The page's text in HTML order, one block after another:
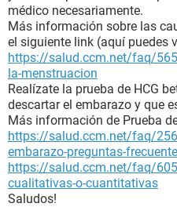
médico necesariamente.
Más información sobre las
el siguiente link (aquí puedes
https://salud.ccm.net/faq/
la-menstruacion
Realízate la prueba de HCG
descartar el embarazo y que
Más información de Prueba
https://salud.ccm.net/faq/
embarazo-preguntas-
https://salud.ccm.net/faq/
cualitativas-o-cuantitativas
Saludos!